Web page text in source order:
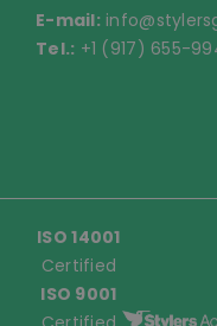
E-mail:
Tel.: +1 (917) 655-
ISO 14001
Certified
ISO 9001